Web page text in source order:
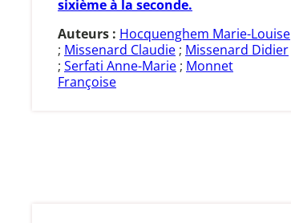
sixième à la seconde.
Auteurs : Hocquenghem Marie-Louise
; Missenard Claudie ; Missenard Didier
; Serfati Anne-Marie ; Monnet
Françoise